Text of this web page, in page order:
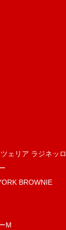
ェリア ラジネッロ
BROWNIE
M